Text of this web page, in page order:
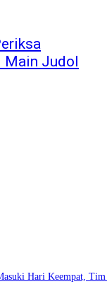
Main Judol
Hari Keempat,